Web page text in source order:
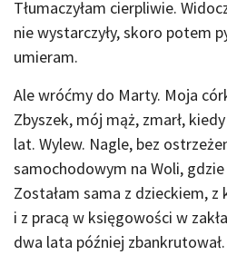
Tłumaczyłam cierpliwie.
nie wystarczyły, skoro potem
umieram.
Ale wróćmy do Marty. Moja
Zbyszek, mój mąż, zmarł,
lat. Wylew. Nagle, bez
samochodowym na Woli,
Zostałam sama z dzieckiem,
i z pracą w księgowości w
dwa lata później